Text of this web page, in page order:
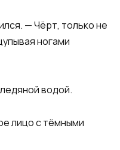
— Чёрт, только не
ногами
водой.
лицо с тёмными